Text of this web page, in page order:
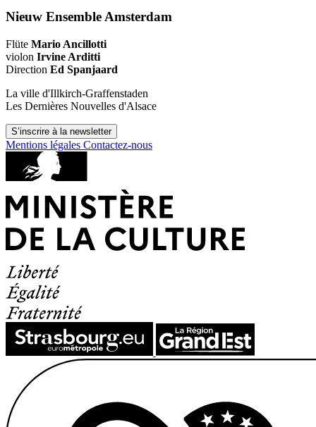
Nieuw Ensemble Amsterdam
Flüte Mario Ancillotti
violon Irvine Arditti
Direction Ed Spanjaard
La ville d'Illkirch-Graffenstaden
Les Dernières Nouvelles d'Alsace
S’inscrire à la newsletter
Mentions légales Contactez-nous